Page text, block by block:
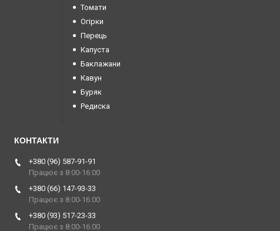
Томати
Огірки
Перець
Капуста
Баклажани
Кавун
Буряк
Редиска
+380 (96) 587-91-91
Працює з 8:00-16:00
+380 (66) 147-93-33
Працює з 8:00-16:00
+380 (93) 517-23-33
Працює з 8:00-16:00